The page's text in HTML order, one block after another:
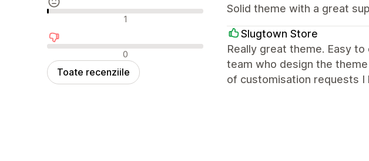
Recenzii neutre 1
Recenzii negative0
Toate recenziile
Solid theme with a great
Slugtown Store
Really great theme. Easy
team who design the
of customisation requests I